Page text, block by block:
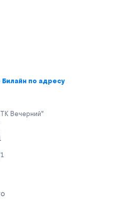
по адресу
Вечерний"